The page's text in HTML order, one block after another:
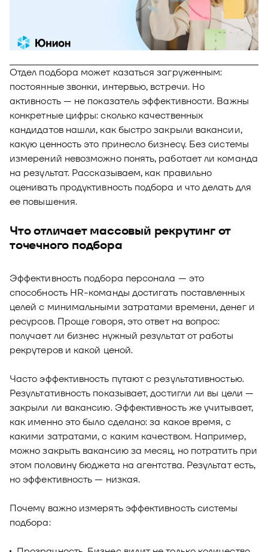
Блог
Документы
Юнион - решение для автоматизации
рекрутмента
О решении
Кейсы клиентов
Калькулятор выгоды
Новости и публикации
Пилотный проект
Документы
Оазис - платформа для автоматизации
управления рисками
Отдел подбора может казаться загруженным:
постоянные звонки, интервью, встречи. Но
активность — не показатель эффективности. Важны
конкретные цифры: сколько качественных
кандидатов нашли, как быстро закрыли вакансии,
какую ценность это принесло бизнесу. Без системы
измерений невозможно понять, работает ли команда
на результат. Рассказываем, как правильно
оценивать продуктивность подбора и что делать для
ее повышения.
Что отличает массовый рекрутинг от
точечного подбора
Эффективность подбора персонала — это
способность HR-команды достигать поставленных
целей с минимальными затратами времени, денег и
ресурсов. Проще говоря, это ответ на вопрос:
получает ли бизнес нужный результат от работы
рекрутеров и какой ценой.
Часто эффективность путают с результативностью.
Результативность показывает, достигли ли вы цели —
закрыли ли вакансию. Эффективность же учитывает,
как именно это было сделано: за какое время, с
какими затратами, с каким качеством. Например,
можно закрыть вакансию за месяц, но потратить при
этом половину бюджета на агентства. Результат есть,
но эффективность — низкая.
Почему важно измерять эффективность системы
подбора: